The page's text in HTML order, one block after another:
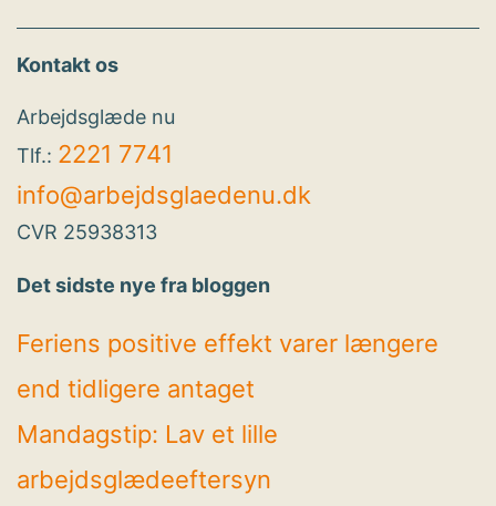
Kontakt os
Arbejdsglæde nu
Tlf.: 2221 7741
info@arbejdsglaedenu.dk
CVR 25938313
Det sidste nye fra bloggen
Feriens positive effekt varer længere
end tidligere antaget
Mandagstip: Lav et lille
arbejdsglædeeftersyn